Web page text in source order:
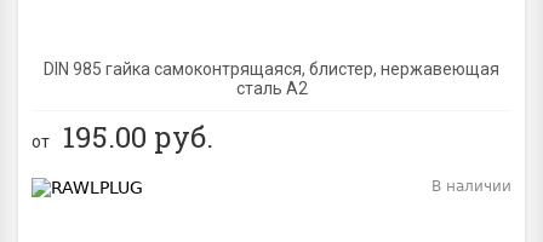
DIN 985 гайка самоконтрящаяся, блистер, нержавеющая
сталь A2
от 195.00 руб.
В наличии